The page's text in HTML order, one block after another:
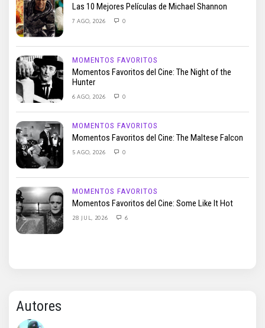
Las 10 Mejores Películas de Michael Shannon
7 AGO, 2026 0
MOMENTOS FAVORITOS
Momentos Favoritos del Cine: The Night of the
Hunter
6 AGO, 2026 0
MOMENTOS FAVORITOS
Momentos Favoritos del Cine: The Maltese Falcon
5 AGO, 2026 0
MOMENTOS FAVORITOS
Momentos Favoritos del Cine: Some Like It Hot
28 JUL, 2026 6
Autores